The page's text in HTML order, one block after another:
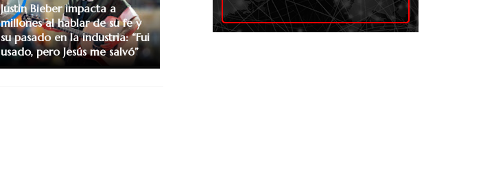
Justin Bieber impacta a
millones al hablar de su fe y
su pasado en la industria: “Fui
usado, pero Jesús me salvó”